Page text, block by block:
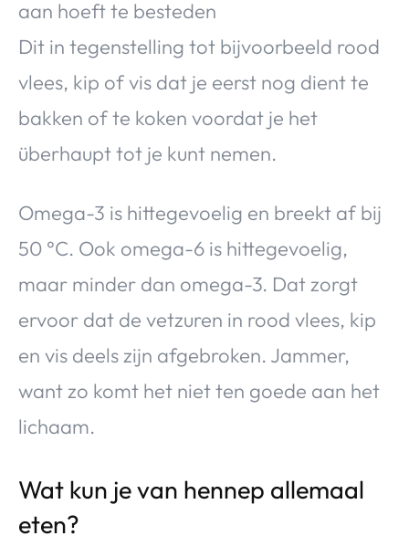
aan hoeft te besteden
Dit in tegenstelling tot bijvoorbeeld rood
vlees, kip of vis dat je eerst nog dient te
bakken of te koken voordat je het
überhaupt tot je kunt nemen.
Omega-3 is hittegevoelig en breekt af bij
50 °C. Ook omega-6 is hittegevoelig,
maar minder dan omega-3. Dat zorgt
ervoor dat de vetzuren in rood vlees, kip
en vis deels zijn afgebroken. Jammer,
want zo komt het niet ten goede aan het
lichaam.
Wat kun je van hennep allemaal
eten?